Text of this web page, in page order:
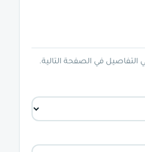
التفاصيل في الصفحة التالية.